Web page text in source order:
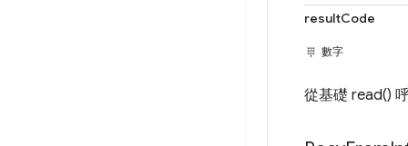
resultCode
數字
從基礎 read()